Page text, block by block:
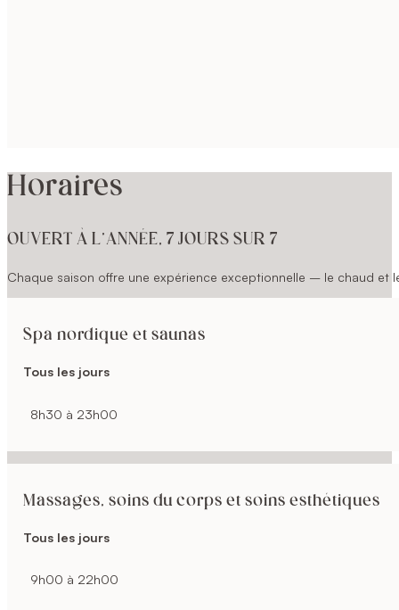
Horaires
OUVERT À L’ANNÉE, 7 JOURS SUR 7
Chaque saison offre une expérience exceptionnelle – le chaud et
Spa nordique et saunas
Tous les jours
8h30 à 23h00
Massages, soins du corps et soins esthétiques
Tous les jours
9h00 à 22h00